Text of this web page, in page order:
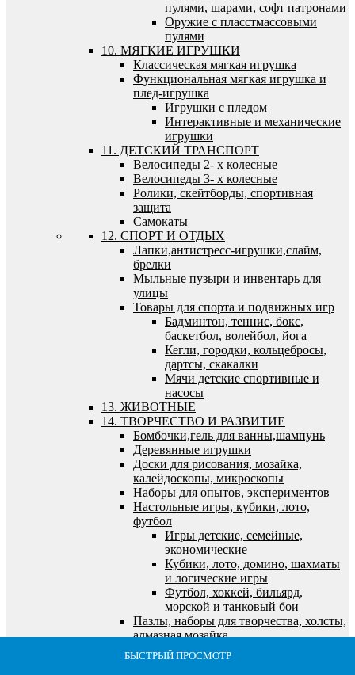
БЫСТРЫЙ ПРОСМОТР
БЫСТРЫЙ ПРОСМОТР
БЫСТРЫЙ ПРОСМОТР
БЫСТРЫЙ ПРОСМОТР
БЫСТРЫЙ ПРОСМОТР
пулями, шарами, софт патронами
Оружие с пласстмассовыми
пулями
10. МЯГКИЕ ИГРУШКИ
Классическая мягкая игрушка
Функциональная мягкая игрушка и
плед-игрушка
Игрушки с пледом
Интерактивные и механические
игрушки
11. ДЕТСКИЙ ТРАНСПОРТ
Велосипеды 2- х колесные
Велосипеды 3- х колесные
Ролики, скейтборды, спортивная
защита
Самокаты
12. СПОРТ И ОТДЫХ
Лапки,антистресс-игрушки,слайм,
брелки
Мыльные пузыри и инвентарь для
улицы
Товары для спорта и подвижных игр
Бадминтон, теннис, бокс,
баскетбол, волейбол, йога
Кегли, городки, кольцебросы,
дартсы, скакалки
Мячи детские спортивные и
насосы
13. ЖИВОТНЫЕ
14. ТВОРЧЕСТВО И РАЗВИТИЕ
Бомбочки,гель для ванны,шампунь
Деревянные игрушки
Доски для рисования, мозайка,
калейдоскопы, микроскопы
Наборы для опытов, экспериментов
Настольные игры, кубики, лото,
футбол
Игры детские, семейные,
экономические
Кубики, лото, домино, шахматы
и логические игры
Футбол, хоккей, бильярд,
морской и танковый бои
Пазлы, наборы для творчества, холсты,
алмазная мозайка
Алмазная мозайка
Все для лепки и моделирования